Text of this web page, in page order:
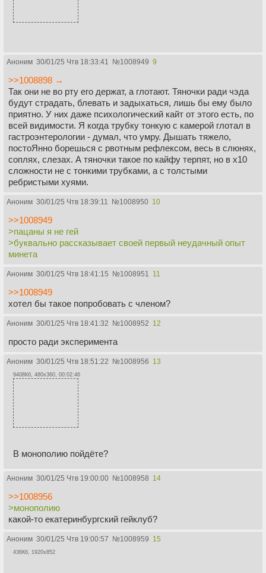
Аноним 30/01/25 Чтв 18:33:41 №1008949 9
>>1008898 →
Так они не во рту его держат, а глотают. Тяночки ради чэда
будут страдать, блевать и задыхаться, лишь бы ему было
приятно. У них даже психологический кайт от этого есть, по
всей видимости. Я когда трубку тонкую с камерой глотал в
гастроэнтерологии - думал, что умру. Дышать тяжело,
постоЯнно борешься с рвотным рефлексом, весь в слюнях,
соплях, слезах. А тяночки такое по кайфу терпят, но в х10
сложности не с тонкими трубками, а с толстыми
ребристыми хуями.
Аноним 30/01/25 Чтв 18:39:11 №1008950 10
>>1008949
>пацаны я не гей
>буквально рассказывает своей первый неудачный опыт
минета
Аноним 30/01/25 Чтв 18:41:15 №1008951 11
>>1008949
хотел бы такое попробовать с членом?
Аноним 30/01/25 Чтв 18:41:32 №1008952 12
просто ради эксперимента
Аноним 30/01/25 Чтв 18:51:22 №1008956 13
9408Кб, 480x360, 00:02:46
В монополию пойдёте?
Аноним 30/01/25 Чтв 19:00:00 №1008958 14
>>1008956
>монополию
какой-то екатеринбургский гейклуб?
Аноним 30/01/25 Чтв 19:00:57 №1008959 15
436Кб, 1920x852